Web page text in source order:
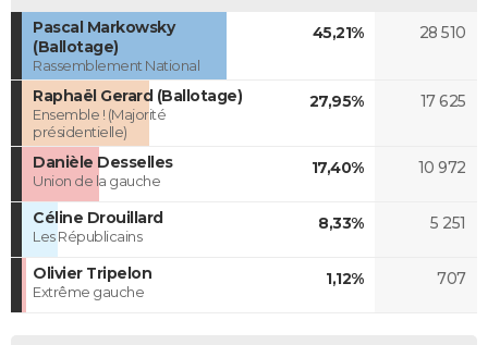
Pascal Markowsky
(Ballotage)
Rassemblement National
45,21% 28 510
Raphaël Gerard (Ballotage)
Ensemble ! (Majorité
présidentielle)
27,95% 17 625
Danièle Desselles
Union de la gauche
17,40% 10 972
Céline Drouillard
Les Républicains
8,33% 5 251
Olivier Tripelon
Extrême gauche
1,12% 707